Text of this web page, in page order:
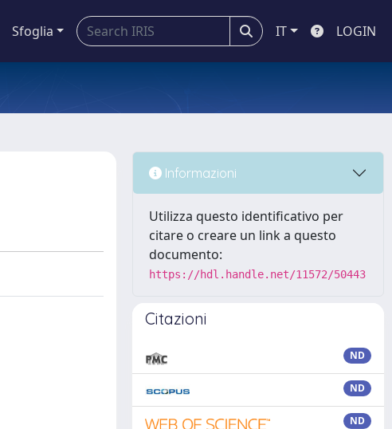
Sfoglia IT LOGIN
Informazioni
Utilizza questo identificativo per
citare o creare un link a questo
documento:
https://hdl.handle.net/11572/50443
Citazioni
ND
ND
ND